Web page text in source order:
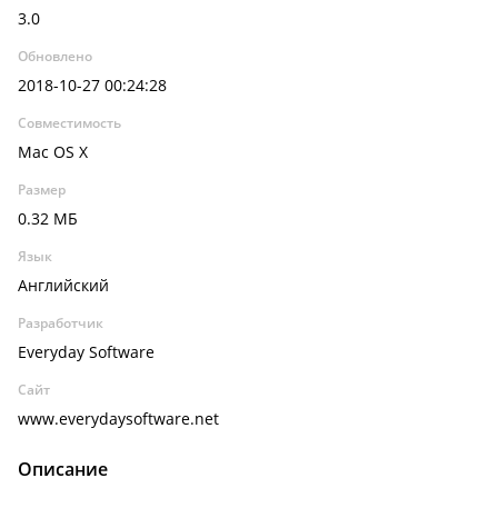
3.0
Обновлено
2018-10-27 00:24:28
Совместимость
Mac OS X
Размер
0.32 МБ
Язык
Английский
Разработчик
Everyday Software
Сайт
www.everydaysoftware.net
Описание